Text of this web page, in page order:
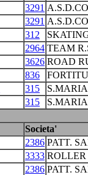
3291
3291
312
2964 TEAM
3626 ROAD
836
315
315
Societa'
2386 PATT.
3333 ROLLER
2386 PATT.